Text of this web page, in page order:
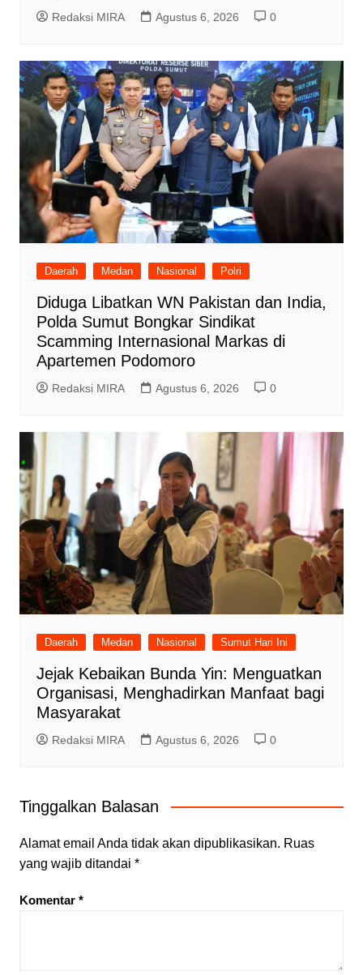
Redaksi MIRA Agustus 6, 2026 0
Daerah Medan Nasional Polri
Diduga Libatkan WN Pakistan dan India,
Polda Sumut Bongkar Sindikat
Scamming Internasional Markas di
Apartemen Podomoro
Redaksi MIRA Agustus 6, 2026 0
Daerah Medan Nasional Sumut Hari Ini
Jejak Kebaikan Bunda Yin: Menguatkan
Organisasi, Menghadirkan Manfaat bagi
Masyarakat
Redaksi MIRA Agustus 6, 2026 0
Tinggalkan Balasan
Alamat email Anda tidak akan dipublikasikan. Ruas
yang wajib ditandai *
Komentar *